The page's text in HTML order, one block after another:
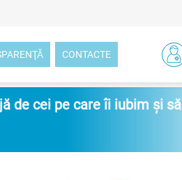
CONTACTE
de cei pe care îi iubim și să